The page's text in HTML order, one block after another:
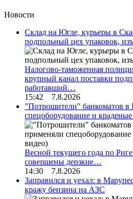
Новости
Склад на Югле, курьеры в
подпольный цех упаковок,
Налогово-таможенная
крупный канал поставки
работавший…
15:42 7.8.2026
"Потрошители" банкоматов в
спецоборудование и
Весной текущего года по
совершены дерзкие…
14:30 7.8.2026
Заправился и уехал: в
кражу бензина на АЗС